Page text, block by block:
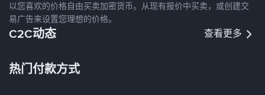
以您喜欢的价格自由买卖加密货币。从现有报价中买卖，或创建交
易广告来设置您理想的价格。
C2C动态 查看更多
热门付款方式